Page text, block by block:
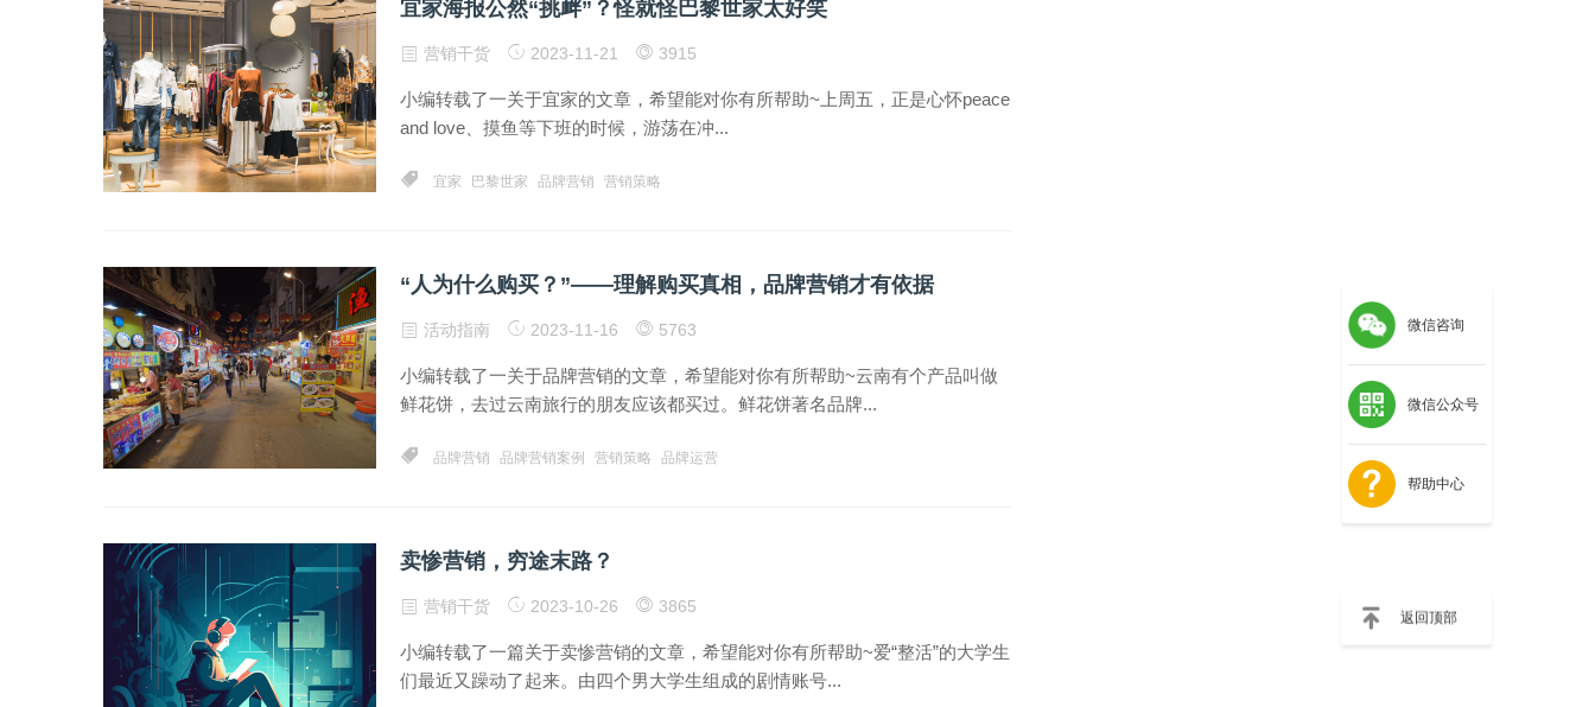
宜家海报公然“挑衅”？怪就怪巴黎世家太好笑
营销干货 2023-11-21 3915
小编转载了一关于宜家的文章，希望能对你有所帮助~上周五，正是心怀peace
and love、摸鱼等下班的时候，游荡在冲...
宜家 巴黎世家 品牌营销 营销策略
“人为什么购买？”——理解购买真相，品牌营销才有依据
活动指南 2023-11-16 5763
小编转载了一关于品牌营销的文章，希望能对你有所帮助~云南有个产品叫做
鲜花饼，去过云南旅行的朋友应该都买过。鲜花饼著名品牌...
品牌营销 品牌营销案例 营销策略 品牌运营
卖惨营销，穷途末路？
营销干货 2023-10-26 3865
小编转载了一篇关于卖惨营销的文章，希望能对你有所帮助~爱“整活”的大学生
们最近又躁动了起来。由四个男大学生组成的剧情账号...
微信咨询
微信公众号
帮助中心
返回顶部